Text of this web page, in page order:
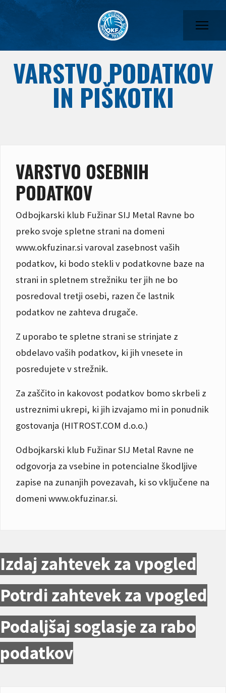
VARSTVO PODATKOV
IN PIŠKOTKI
VARSTVO OSEBNIH
PODATKOV
Odbojkarski klub Fužinar SIJ Metal Ravne bo
preko svoje spletne strani na domeni
www.okfuzinar.si varoval zasebnost vaših
podatkov, ki bodo stekli v podatkovne baze na
strani in spletnem strežniku ter jih ne bo
posredoval tretji osebi, razen če lastnik
podatkov ne zahteva drugače.
Z uporabo te spletne strani se strinjate z
obdelavo vaših podatkov, ki jih vnesete in
posredujete v strežnik.
Za zaščito in kakovost podatkov bomo skrbeli z
ustreznimi ukrepi, ki jih izvajamo mi in ponudnik
gostovanja (HITROST.COM d.o.o.)
Odbojkarski klub Fužinar SIJ Metal Ravne ne
odgovorja za vsebine in potencialne škodljive
zapise na zunanjih povezavah, ki so vključene na
domeni www.okfuzinar.si.
Izdaj zahtevek za vpogled
Potrdi zahtevek za vpogled
Podaljšaj soglasje za rabo
podatkov